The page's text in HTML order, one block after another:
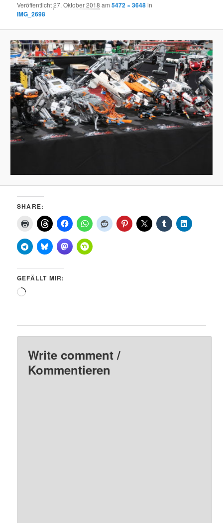
Veröffentlicht27. Oktober 2018 am5472 × 3648in
IMG_2698
SHARE:
GEFÄLLT MIR:
Wird
Write comment /
Kommentieren